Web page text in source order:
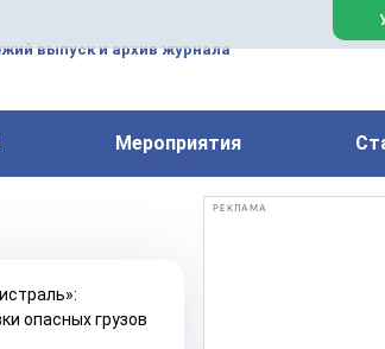
техническим обслуживанием
нефтехимических, металлургических
выпуск и архив журнала
Мероприятия
РЕКЛАМА